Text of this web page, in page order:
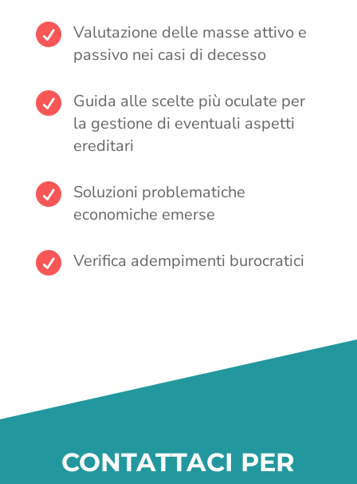
 Valutazione delle masse attivo e
passivo nei casi di decesso
 Guida alle scelte più oculate per
la gestione di eventuali aspetti
ereditari
 Soluzioni problematiche
economiche emerse
 Verifica adempimenti burocratici
CONTATTACI PER